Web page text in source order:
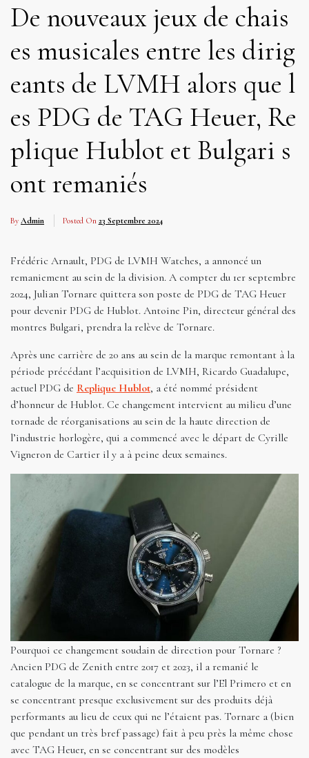
De nouveaux jeux de chais
es musicales entre les dirig
eants de LVMH alors que l
es PDG de TAG Heuer, Re
plique Hublot et Bulgari s
ont remaniés
By Admin Posted On 23 Septembre 2024
Frédéric Arnault, PDG de LVMH Watches, a annoncé un
remaniement au sein de la division. A compter du 1er septembre
2024, Julian Tornare quittera son poste de PDG de TAG Heuer
pour devenir PDG de Hublot. Antoine Pin, directeur général des
montres Bulgari, prendra la relève de Tornare.
Après une carrière de 20 ans au sein de la marque remontant à la
période précédant l’acquisition de LVMH, Ricardo Guadalupe,
actuel PDG de Replique Hublot, a été nommé président
d’honneur de Hublot. Ce changement intervient au milieu d’une
tornade de réorganisations au sein de la haute direction de
l’industrie horlogère, qui a commencé avec le départ de Cyrille
Vigneron de Cartier il y a à peine deux semaines.
Pourquoi ce changement soudain de direction pour Tornare ?
Ancien PDG de Zenith entre 2017 et 2023, il a remanié le
catalogue de la marque, en se concentrant sur l’El Primero et en
se concentrant presque exclusivement sur des produits déjà
performants au lieu de ceux qui ne l’étaient pas. Tornare a (bien
que pendant un très bref passage) fait à peu près la même chose
avec TAG Heuer, en se concentrant sur des modèles